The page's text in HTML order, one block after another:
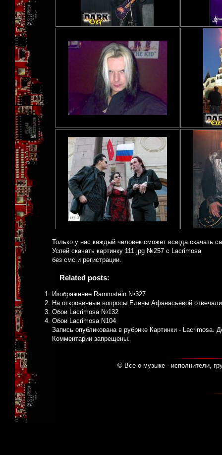
Только у нас каждый человек сможет всегда скачать
Успей скачать картинку 111.jpg №257 с Lacrimosa
без смс и регистрации.
Related posts:
Изображение Rammstein №327
На откровенные вопросы Елены Афанасьевой
Обои Lacrimosa №132
Обои Lacrimosa N104
Запись опубликована в рубрике Картинки - Lacrimosa.
Комментарии запрещены.
© Все о музыке - исполнители,